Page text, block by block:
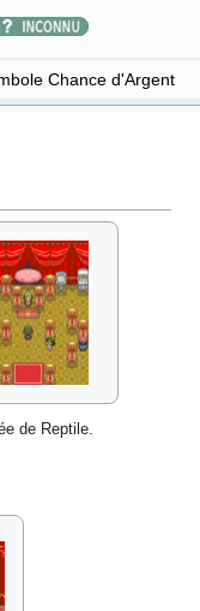
Chance d'Argent
de Reptile.